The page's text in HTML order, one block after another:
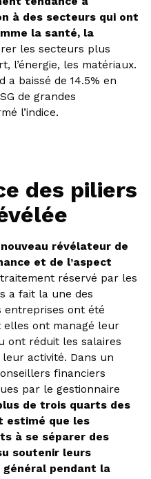
à des secteurs qui ont
la santé, la
les secteurs plus
l’énergie, les matériaux.
a baissé de 14.5% en
de grandes
l’indice.
des piliers
révélateur de
et de l’aspect
réservé par les
a fait la une des
entreprises ont été
ont managé leur
ont réduit les salaires
activité. Dans un
financiers
par le gestionnaire
de trois quarts des
estimé que les
à se séparer des
soutenir leurs
général pendant la